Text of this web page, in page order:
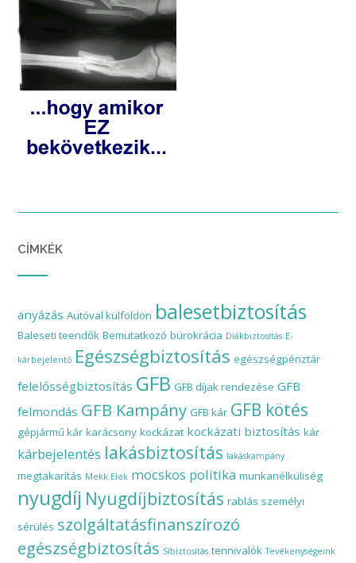
CÍMKÉK
anyázás Autóval külföldön balesetbiztosítás
Baleseti teendők Bemutatkozó bürokrácia Diákbiztosítás E-
kárbejelentő Egészségbiztosítás egészségpénztár
felelősségbiztosítás GFB GFB díjak rendezése GFB
felmondás GFB Kampány GFB kár GFB kötés
gépjármű kár karácsony kockázat kockázati biztosítás kár
kárbejelentés lakásbiztosítás lakáskampány
megtakarítás Mekk Elek mocskos politika munkanélküliség
nyugdíj Nyugdíjbiztosítás rablás személyi
sérülés szolgáltatásfinanszírozó
egészségbiztosítás Síbiztosítás tennivalók Tevékenységeink